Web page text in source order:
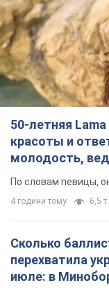
50-летняя
красоты и
молодость,
По словам певицы,
4 години тому 6,5 т.
Сколько
перехватила
июле: в